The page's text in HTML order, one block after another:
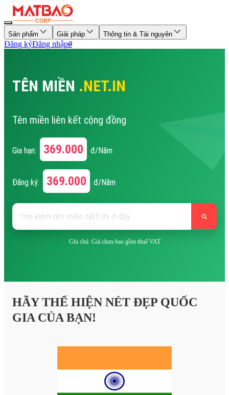
Sản phẩm Giải pháp Thông tin & Tài nguyên
Đăng kýĐăng nhập0
TÊN MIỀN .NET.IN
Tên miền liên kết cộng đồng
Gia hạn: 369.000 đ/Năm
Đăng ký: 369.000 đ/Năm
Ghi chú: Giá chưa bao gồm thuế VAT
HÃY THỂ HIỆN NÉT ĐẸP QUỐC
GIA CỦA BẠN!